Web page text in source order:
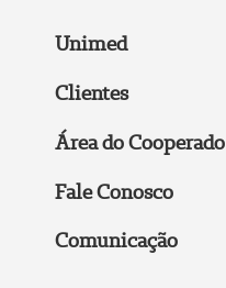
Unimed
Clientes
Área do Cooperado
Fale Conosco
Comunicação